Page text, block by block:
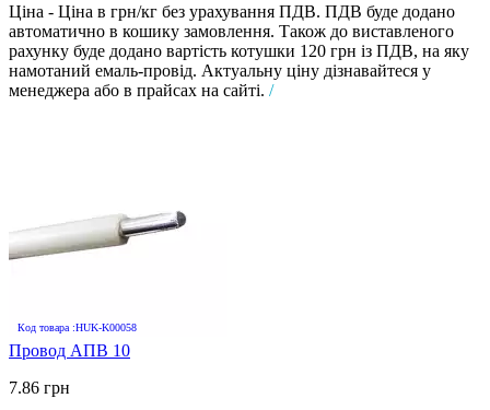
Ціна - Ціна в грн/кг без урахування ПДВ. ПДВ буде додано
автоматично в кошику замовлення. Також до виставленого
рахунку буде додано вартість котушки 120 грн із ПДВ, на яку
намотаний емаль-провід. Актуальну ціну дізнавайтеся у
менеджера або в прайсах на сайті. /
Код товара :HUK-K00058
Провод АПВ 10
7.86 грн